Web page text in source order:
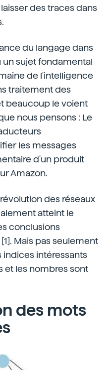
des traces dans
du langage dans
un sujet fondamental
de l'intelligence
traitement des
beaucoup le voient
nous pensons : Le
les messages
d'un produit
Amazon.
des réseaux
atteint le
conclusions
Mais pas seulement
indices intéressants
et les nombres sont
des mots